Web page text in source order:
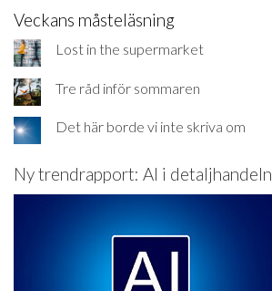
Veckans måsteläsning
Lost in the supermarket
Tre råd inför sommaren
Det här borde vi inte skriva om
Ny trendrapport: AI i detaljhandeln